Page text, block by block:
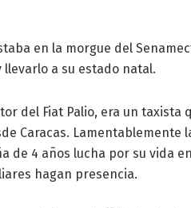
en la morgue del
a su estado natal.
del Fiat Palio, era un taxista
Caracas. Lamentablemente
de 4 años lucha por su vida
hagan presencia.